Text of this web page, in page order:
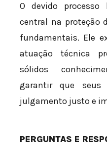
O devido
central na proteção
fundamentais. Ele
atuação técnica
sólidos
garantir que
julgamento justo e
PERGUNTAS E